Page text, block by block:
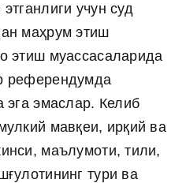
учун суд
маҳрум этиш
этиш муассасаларида
референдумда
эга эмаслар. Келиб
мавқеи, ирқий ва
маълумоти, тили,
тури ва